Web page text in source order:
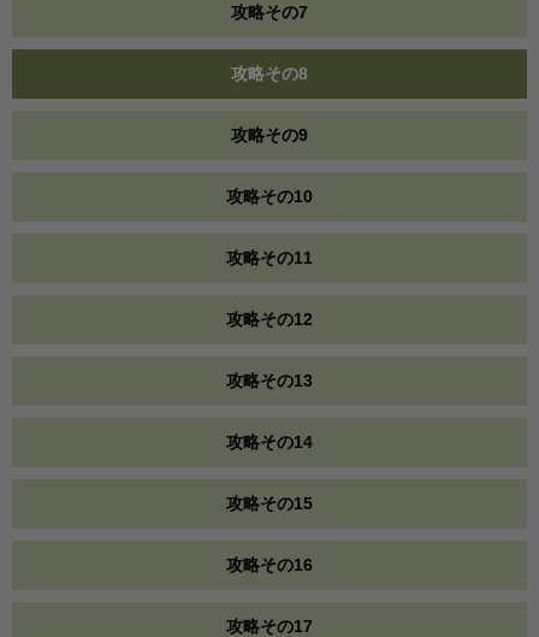
攻略その7
攻略その8
攻略その9
攻略その10
攻略その11
攻略その12
攻略その13
攻略その14
攻略その15
攻略その16
攻略その17